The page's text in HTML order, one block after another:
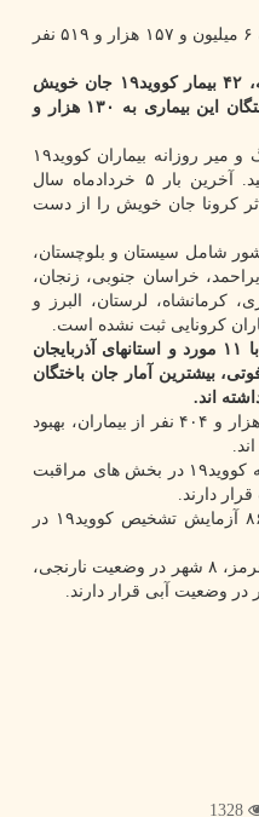
مجموع بیماران کووید۱۹ در کشور به ۶ میلیون و ۱۵۷ هزار و ۵۱۹ نفر
متاسفانه در طول ۲۴ ساعت گذشته، ۴۲ بیمار کووید۱۹ جان خویش
را از دست دادند و مجموع جان باختگان این بیماری به ۱۳۰ هزار و
امروز بعد از گذشت ۵۶۶ روز، مرگ و میر روزانه بیماران کووید۱۹
در کشور، به کمتر از ۵۰ نفر رسید. آخرین بار ۵ خردادماه سال
در روز بر اثر کرونا جان خویش را از دست
گذشته در ۱۴ استان کشور شامل سیستان و بلوچستان،
خراسان جنوبی، زنجان،
کرمانشاه، لرستان، البرز و
کرونایی ثبت نشده است.
در شبانه روز گذشته، استان تهران با ۱۱ مورد و استانهای آذربایجان
و کرمان با ۴ مورد فوتی، بیشترین آمار جان باختگان
اند.
خوشبختانه تا کنون ۵ میلیون و ۹۷۵ هزار و ۴۰۴ نفر از بیماران، بهبود
سه هزار و ۶۹ نفر از بیماران مبتلا به کووید۱۹ در بخش های مراقبت
دارند.
تا کنون ۴۰ میلیون و ۱۵۷ هزار و ۸۶ آزمایش تشخیص کووید۱۹ در
هم اکنون ۰ شهر کشور در وضعیت قرمز، ۸ شهر در وضعیت نارنجی،